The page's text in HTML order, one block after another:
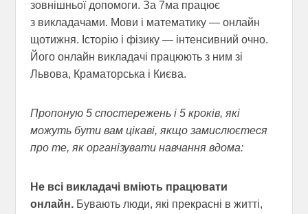
зовнішньої допомоги. За 7ма працює
з викладачами. Мови і математику — онлайн
щотижня. Історію і фізику — інтенсивний очно.
Його онлайн викладачі працюють з ним зі
Львова, Краматорська і Києва.
Пропоную 5 спостережень і 5 кроків, які
можуть бути вам цікаві, якщо замислюєтеся
про те, як організувати навчання вдома:
Не всі викладачі вміють працювати
онлайн.Бувають люди, які прекрасні в житті,